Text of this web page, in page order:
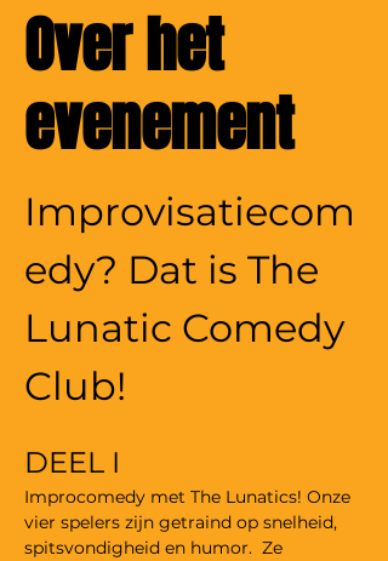
Over het
evenement
Improvisatiecom
edy? Dat is The
Lunatic Comedy
Club!
DEEL I
Improcomedy met The Lunatics! Onze
vier spelers zijn getraind op snelheid,
spitsvondigheid en humor.  Ze